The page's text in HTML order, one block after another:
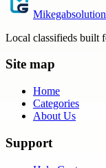
Mikegabsolution
Local classifieds built
Site map
Home
Categories
About Us
Support